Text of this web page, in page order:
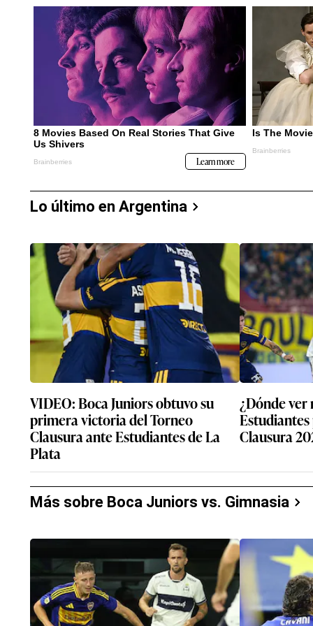
Lo último en Argentina
VIDEO: Boca Juniors obtuvo su
primera victoria del Torneo
Clausura ante Estudiantes de La
Plata
¿Dónde ver
Clausura
Más sobre Boca Juniors vs. Gimnasia